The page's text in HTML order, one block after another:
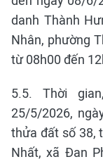
danh Thành
Nhân, phường
từ 08h00 đến
5.5. Thời
25/5/2026,
thửa đất số 38,
Nhất, xã Đan